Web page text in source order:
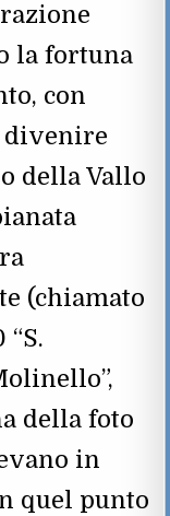
la fortuna
con
divenire
della Vallo
(chiamato
della foto
in
quel punto